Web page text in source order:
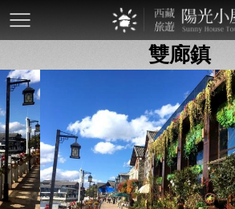
雙廊鎮